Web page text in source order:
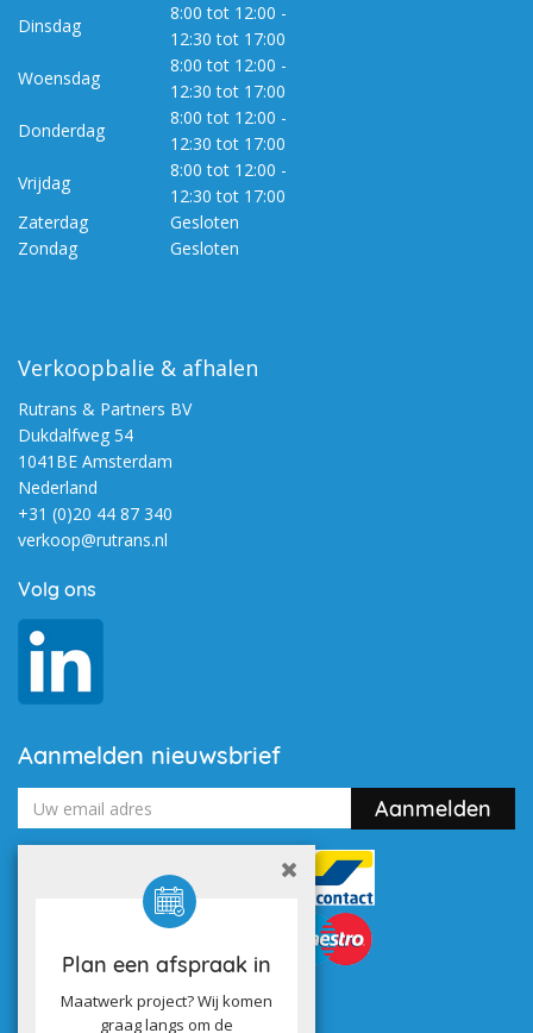
Plan een afspraak in
Maatwerk project? Wij komen
graag langs om de
Dinsdag
8:00 tot 12:00 -
12:30 tot 17:00
Woensdag
8:00 tot 12:00 -
12:30 tot 17:00
Donderdag
8:00 tot 12:00 -
12:30 tot 17:00
Vrijdag
8:00 tot 12:00 -
12:30 tot 17:00
Zaterdag
Gesloten
Zondag
Gesloten
Verkoopbalie & afhalen
Rutrans & Partners BV
Dukdalfweg 54
1041BE Amsterdam
Nederland
+31 (0)20 44 87 340
verkoop@rutrans.nl
Volg ons
Aanmelden nieuwsbrief